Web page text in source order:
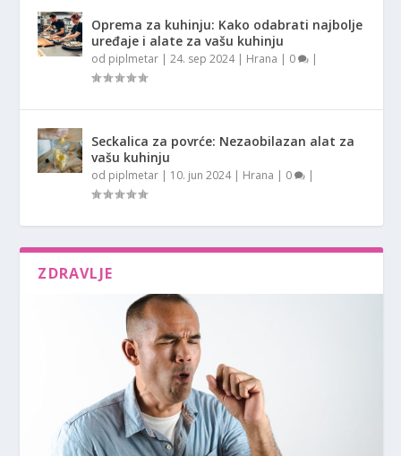
Oprema za kuhinju: Kako odabrati najbolje
uređaje i alate za vašu kuhinju
od piplmetar |24. sep 2024| Hrana | 0 |
Seckalica za povrće: Nezaobilazan alat za
vašu kuhinju
od piplmetar | 10. jun 2024| Hrana | 0 |
ZDRAVLJE